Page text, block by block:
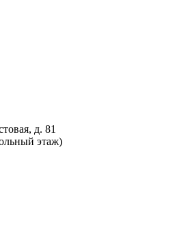
д. 81
этаж)